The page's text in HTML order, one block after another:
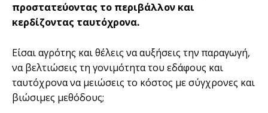
προστατεύοντας το περιβάλλον και
κερδίζοντας ταυτόχρονα.
Είσαι αγρότης και θέλεις να αυξήσεις την παραγωγή,
να βελτιώσεις τη γονιμότητα του εδάφους και
ταυτόχρονα να μειώσεις το κόστος με σύγχρονες και
βιώσιμες μεθόδους;